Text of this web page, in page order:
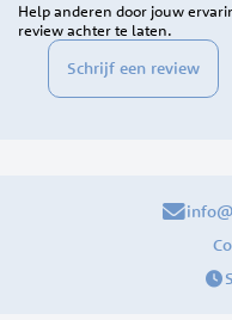
Schrijf een review
Help anderen door jouw
review achter te laten.